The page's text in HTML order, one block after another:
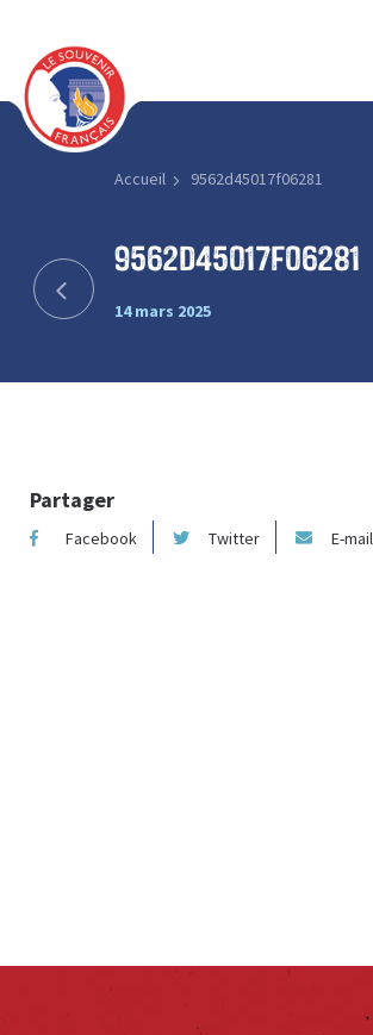
Accueil 9562d45017f06281
9562d45017f06281
14 mars 2025
Partager
Facebook Twitter E-mail